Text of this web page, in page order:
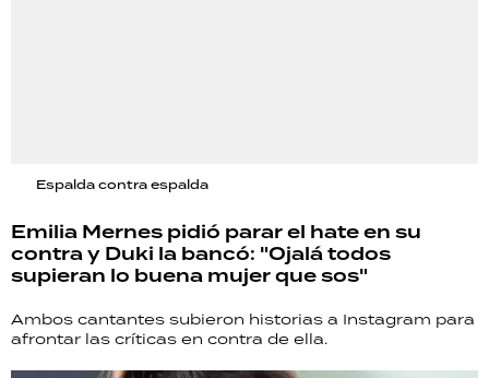
Espalda contra espalda
Emilia Mernes pidió parar el hate en su
contra y Duki la bancó: "Ojalá todos
supieran lo buena mujer que sos"
Ambos cantantes subieron historias a Instagram para
afrontar las críticas en contra de ella.